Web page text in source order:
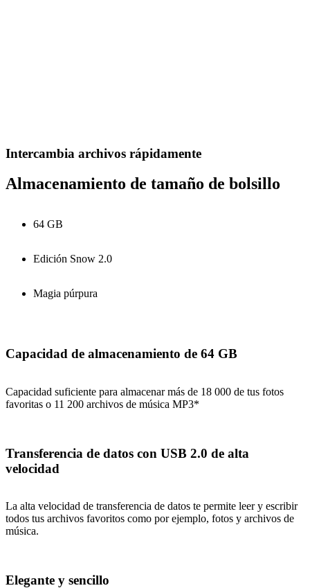
Intercambia archivos rápidamente
Almacenamiento de tamaño de bolsillo
64 GB
Edición Snow 2.0
Magia púrpura
Capacidad de almacenamiento de 64 GB
Capacidad suficiente para almacenar más de 18 000 de tus fotos
favoritas o 11 200 archivos de música MP3*
Transferencia de datos con USB 2.0 de alta
velocidad
La alta velocidad de transferencia de datos te permite leer y escribir
todos tus archivos favoritos como por ejemplo, fotos y archivos de
música.
Elegante y sencillo